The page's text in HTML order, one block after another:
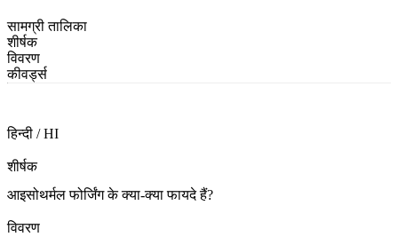
सामग्री तालिका
शीर्षक
विवरण
कीवर्ड्स
हिन्दी / HI
शीर्षक
आइसोथर्मल फोर्जिंग के क्या-क्या फायदे हैं?
विवरण